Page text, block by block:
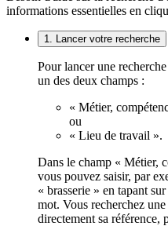
informations essentielles en
1. Lancer votre recherche
Pour lancer une
un des deux champs :
« Métier,
ou
« Lieu de travail ».
Dans le champ « Métier,
vous pouvez saisir, par
« brasserie » en tapant
mot. Vous recherchez
directement sa